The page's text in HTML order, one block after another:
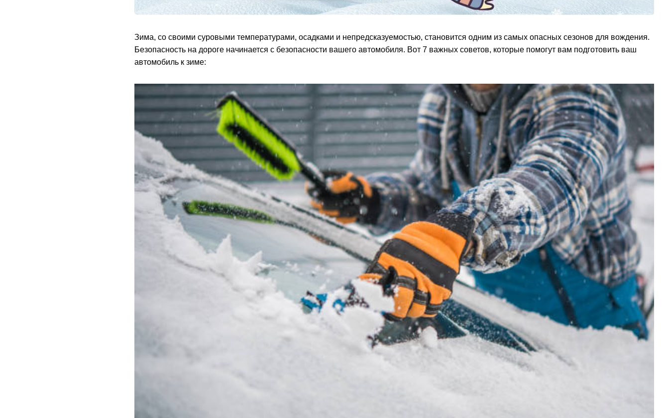
Зима, со своими суровыми температурами, осадками и непредсказуемостью, становится одним из самых опасных сезонов для вождения.
Безопасность на дороге начинается с безопасности вашего автомобиля. Вот 7 важных советов, которые помогут вам подготовить ваш
автомобиль к зиме: